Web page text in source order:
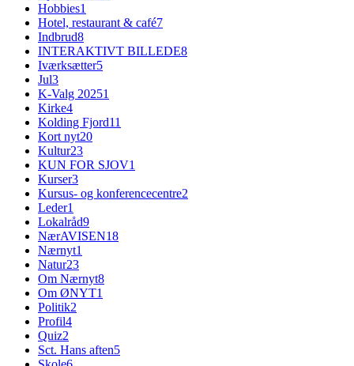
Hobbies1
Hotel, restaurant & café7
Indbrud8
INTERAKTIVT BILLEDE8
Iværksætter5
Jul3
K-Valg 20251
Kirke4
Kolding Fjord11
Kort nyt20
Kultur23
KUN FOR SJOV1
Kurser3
Kursus- og konferencecentre2
Leder1
Lokalråd9
NærAVISEN18
Nærnyt1
Natur23
Om Nærnyt8
Om ØNYT1
Politik2
Profil4
Quiz2
Sct. Hans aften5